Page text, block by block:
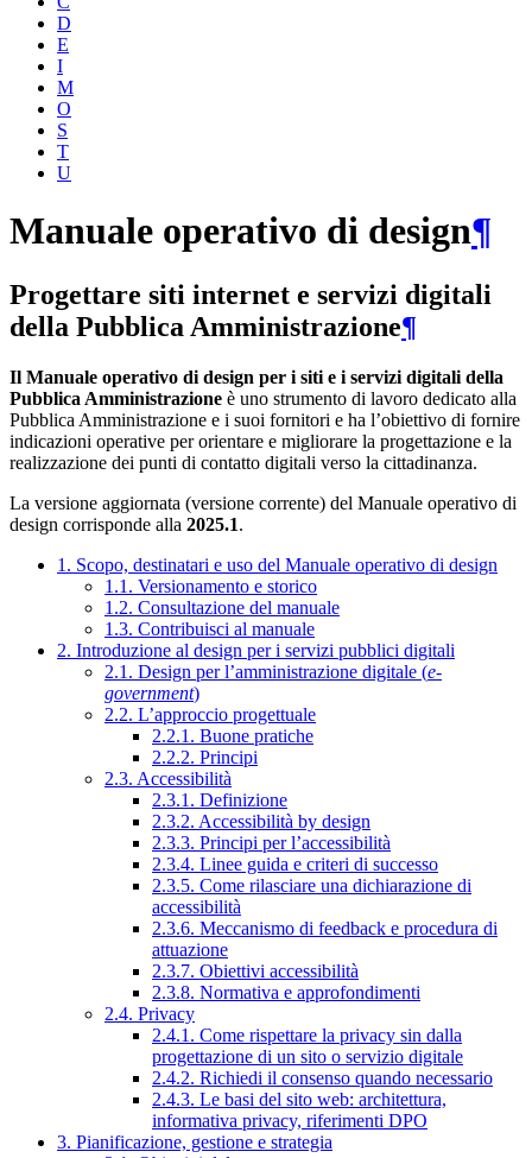
D
E
I
M
O
S
T
U
Manuale operativo di design¶
Progettare siti internet e servizi digitali
della Pubblica Amministrazione¶
Il Manuale operativo di design per i siti e i servizi digitali della
Pubblica Amministrazione è uno strumento di lavoro dedicato alla
Pubblica Amministrazione e i suoi fornitori e ha l’obiettivo di fornire
indicazioni operative per orientare e migliorare la progettazione e la
realizzazione dei punti di contatto digitali verso la cittadinanza.
La versione aggiornata (versione corrente) del Manuale operativo di
design corrisponde alla 2025.1.
1. Scopo, destinatari e uso del Manuale operativo di design
1.1. Versionamento e storico
1.2. Consultazione del manuale
1.3. Contribuisci al manuale
2. Introduzione al design per i servizi pubblici digitali
2.1. Design per l’amministrazione digitale (e-
government)
2.2. L’approccio progettuale
2.2.1. Buone pratiche
2.2.2. Principi
2.3. Accessibilità
2.3.1. Definizione
2.3.2. Accessibilità by design
2.3.3. Principi per l’accessibilità
2.3.4. Linee guida e criteri di successo
2.3.5. Come rilasciare una dichiarazione di
accessibilità
2.3.6. Meccanismo di feedback e procedura di
attuazione
2.3.7. Obiettivi accessibilità
2.3.8. Normativa e approfondimenti
2.4. Privacy
2.4.1. Come rispettare la privacy sin dalla
progettazione di un sito o servizio digitale
2.4.2. Richiedi il consenso quando necessario
2.4.3. Le basi del sito web: architettura,
informativa privacy, riferimenti DPO
3. Pianificazione, gestione e strategia